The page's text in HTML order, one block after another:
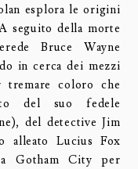
esplora le origini
seguito della morte
Bruce Wayne
in cerca dei mezzi
tremare coloro che
del suo fedele
del detective Jim
alleato Lucius Fox
a Gotham City per